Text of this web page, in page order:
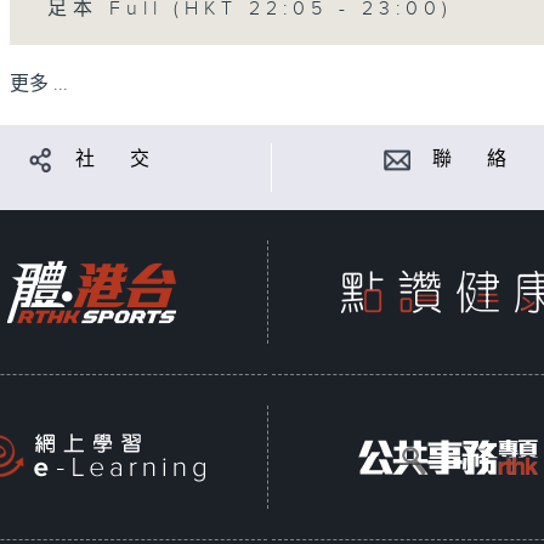
足本 Full (HKT 22:05 - 23:00)
更多 ...
社 交 聯 絡